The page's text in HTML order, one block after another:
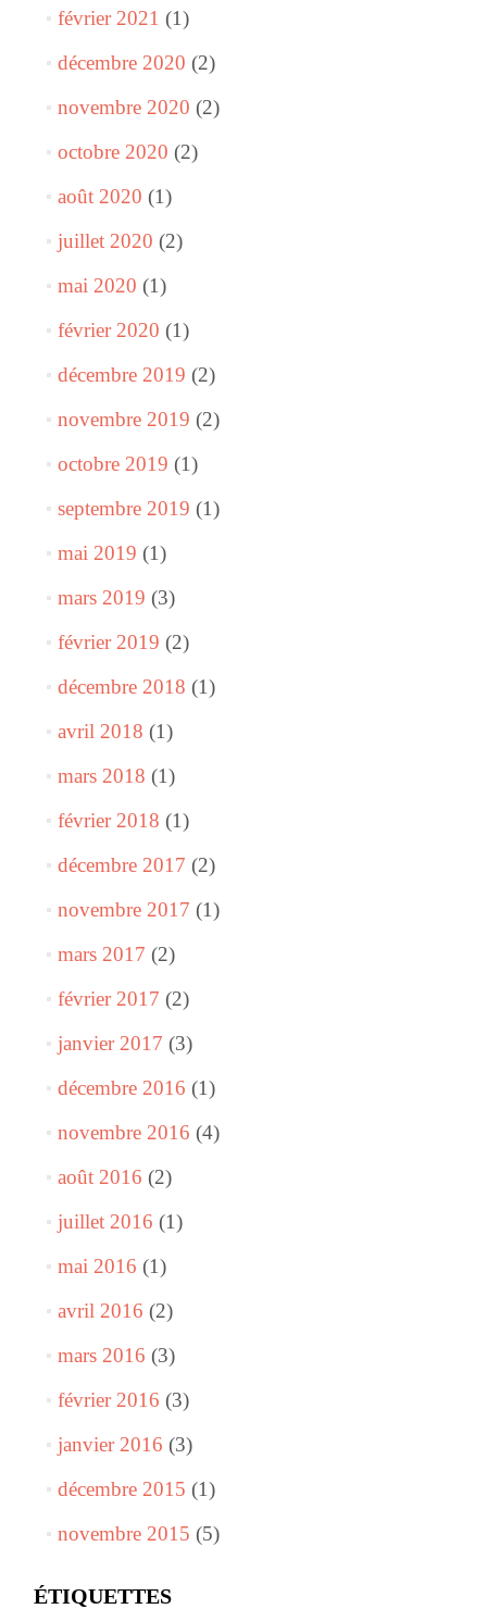
février 2021 (1)
décembre 2020 (2)
novembre 2020 (2)
octobre 2020 (2)
août 2020 (1)
juillet 2020 (2)
mai 2020 (1)
février 2020 (1)
décembre 2019 (2)
novembre 2019 (2)
octobre 2019 (1)
septembre 2019 (1)
mai 2019 (1)
mars 2019 (3)
février 2019 (2)
décembre 2018 (1)
avril 2018 (1)
mars 2018 (1)
février 2018 (1)
décembre 2017 (2)
novembre 2017 (1)
mars 2017 (2)
février 2017 (2)
janvier 2017 (3)
décembre 2016 (1)
novembre 2016 (4)
août 2016 (2)
juillet 2016 (1)
mai 2016 (1)
avril 2016 (2)
mars 2016 (3)
février 2016 (3)
janvier 2016 (3)
décembre 2015 (1)
novembre 2015 (5)
ÉTIQUETTES